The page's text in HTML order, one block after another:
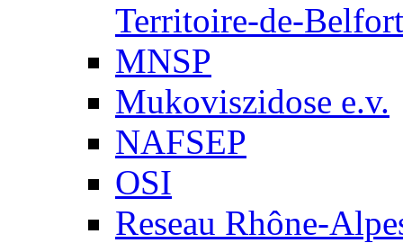
Territoire-de-Belfort
MNSP
Mukoviszidose e.v.
NAFSEP
OSI
Reseau Rhône-